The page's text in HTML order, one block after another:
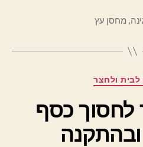
, מחסן עץ
קטגוריות
לבית ולחצר
לחסוך כסף
ובהתקנה